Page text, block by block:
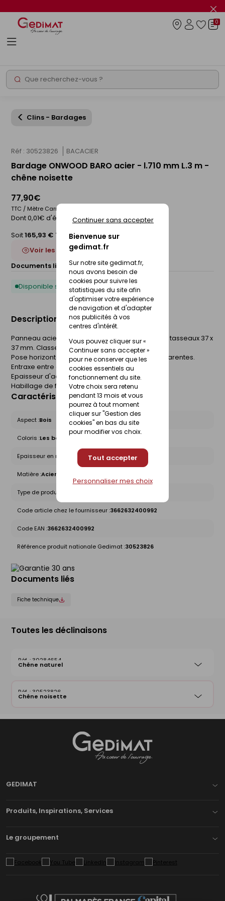
Bienvenue sur
gedimat.fr
Sur notre site gedimat.fr,
nous avons besoin de
cookies pour suivre les
statistiques du site afin
d'optimiser votre expérience
de navigation et d'adapter
nos publicités à vos
centres d'intérêt.
Vous pouvez cliquer sur «
Continuer sans accepter »
pour ne conserver que les
cookies essentiels au
fonctionnement du site.
Votre choix sera retenu
pendant 13 mois et vous
pourrez à tout moment
cliquer sur "Gestion des
cookies" en bas du site
pour modifier vos choix.
Tout accepter
Continuer sans accepter
Personnaliser mes choix
le
info
Rechercher
0
Clins - Bardages
Réf : 30523826 BACACIER
Bardage ONWOOD BARO acier - l.710 mm L.3 m -
chêne noisette
77,90€
TTC / Mètre Carré
Dont 0,01€ d'éco-participation
Soit165,93 € TTC/Panneau
Voir les 2 déclinaisons
Documents liés :
Fiche technique
Disponible sous 10 jours
Description du produit
Panneau acier galvanisé laqué. Effet claire-voie tasseaux 37 x
37 mm. Classement Q4 MO.
Pose horizontale ou verticale avec fixations apparentes.
Entraxe entre appuis : 60 cm.
Epaisseur d'acier : 0,63 mm.
Habillage de façade.
Caractéristiques du produit
Aspect :Bois
Coloris :Les bois naturels
Epaisseur en mm :
Matière :Acier
Type de produit :
Code article chez le fournisseur :3662632400992
Code EAN :3662632400992
Référence produit nationale Gedimat :30523826
Documents liés
Fiche technique
Toutes les déclinaisons
30284654
Chêne naturel
30523826
Chêne noisette
GEDIMAT
Produits, Inspirations, Services
Le groupement